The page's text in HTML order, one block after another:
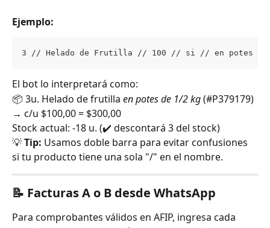
Ejemplo:
3 // Helado de Frutilla // 100 // si // en potes de
El bot lo interpretará como:
📦 3u. Helado de frutilla en potes de 1/2 kg (#P379179)
→ c/u $100,00 = $300,00
Stock actual: -18 u. (✔️ descontará 3 del stock)
💡 Tip: Usamos doble barra para evitar confusiones
si tu producto tiene una sola "/" en el nombre.
📝 Facturas A o B desde WhatsApp
Para comprobantes válidos en AFIP, ingresa cada